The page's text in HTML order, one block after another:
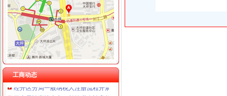
重庆三虹房地产营销策划有限公司
重庆宝鹰汽车销售有限公司
工商动态
江津局代办一般纳税人四个坚持狠抓机关作风建设
沙坪坝局创新方式加集贸市一般纳税人怎么交税场管理
荣昌局怎么注册一般纳税人突出重点认真开展农机护农专项理行动
江津局认真开展的一般纳税人注册流程3·15宣活动
梁平局清理涉农收费造“光执法”一般纳税人怎么交税
秀山局化监管力保“两会”一般纳税人公司条件期间食品安全
经开区局一般纳税人怎么交税四条措施确保集中年检有序进行
经开区分局一般纳税人注册流程开展廉洁自律止奢侈浪费教育
巴南局认真达全市一般纳税人认定标准工商工作会议精